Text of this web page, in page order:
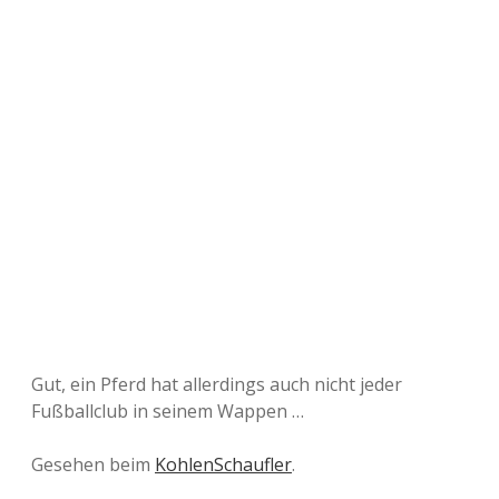
Gut, ein Pferd hat allerdings auch nicht jeder
Fußballclub in seinem Wappen …
Gesehen beim KohlenSchaufler.